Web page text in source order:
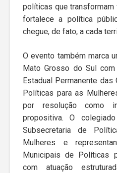
políticas que transformam
fortalece a política
chegue, de fato, a cada
O evento também marca
Mato Grosso do Sul
Estadual Permanente
Políticas para as
por resolução como
propositiva. O
Subsecretaria de
Mulheres e
Municipais de Políticas
com atuação